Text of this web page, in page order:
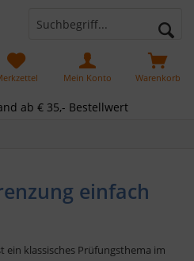
ab € 35,- Bestellwert
Warenkorb
Mein Konto
einfach
ein klassisches Prüfungsthema im